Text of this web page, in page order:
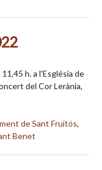
h. a l'Església de
del Cor Lerània,
de Sant Fruitós,
Benet